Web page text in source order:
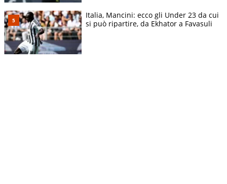
Italia, Mancini: ecco gli Under 23 da cui
si può ripartire, da Ekhator a Favasuli